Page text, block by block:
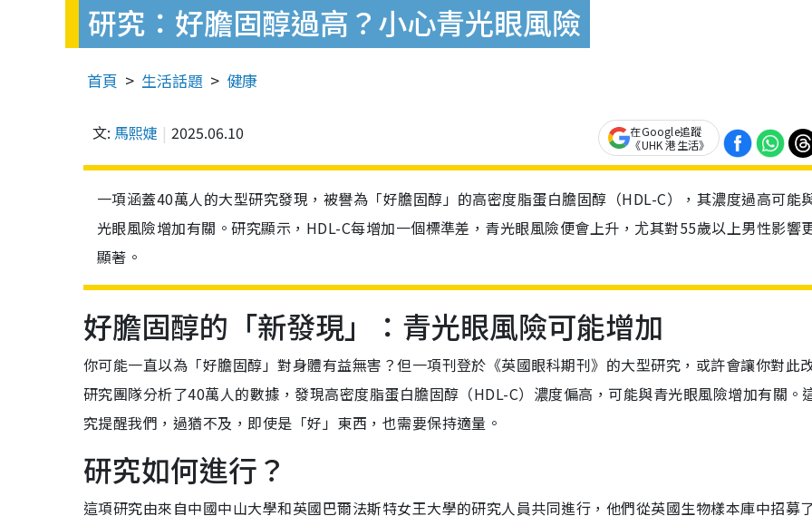
研究：好膽固醇過高？小心青光眼風險
首頁 生活話題 健康
文: 馬熙婕 2025.06.10
在Google追蹤
《UHK 港生活》
一項涵蓋40萬人的大型研究發現，被譽為「好膽固醇」的高密度脂蛋白膽固醇（HDL-C），其濃度過高可能
光眼風險增加有關。研究顯示，HDL-C每增加一個標準差，青光眼風險便會上升，尤其對55歲以上男性影響
顯著。
好膽固醇的「新發現」：青光眼風險可能增加
你可能一直以為「好膽固醇」對身體有益無害？但一項刊登於《英國眼科期刊》的大型研究，或許會讓你對此
研究團隊分析了40萬人的數據，發現高密度脂蛋白膽固醇（HDL-C）濃度偏高，可能與青光眼風險增加有關。
究提醒我們，過猶不及，即使是「好」東西，也需要保持適量。
研究如何進行？
這項研究由來自中國中山大學和英國巴爾法斯特女王大學的研究人員共同進行，他們從英國生物樣本庫中招募